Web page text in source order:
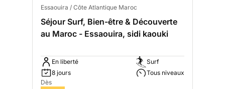
Essaouira / Côte Atlantique Maroc
Séjour Surf, Bien-être & Découverte
au Maroc - Essaouira, sidi kaouki
En liberté
8 jours
Surf
Tous niveaux
Dès